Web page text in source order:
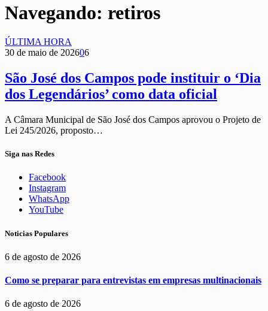
Navegando: retiros
ÚLTIMA HORA
30 de maio de 202606
São José dos Campos pode instituir o ‘Dia
dos Legendários’ como data oficial
A Câmara Municipal de São José dos Campos aprovou o Projeto de
Lei 245/2026, proposto…
Siga nas Redes
Facebook
Instagram
WhatsApp
YouTube
Noticias Populares
6 de agosto de 2026
Como se preparar para entrevistas em empresas multinacionais
6 de agosto de 2026